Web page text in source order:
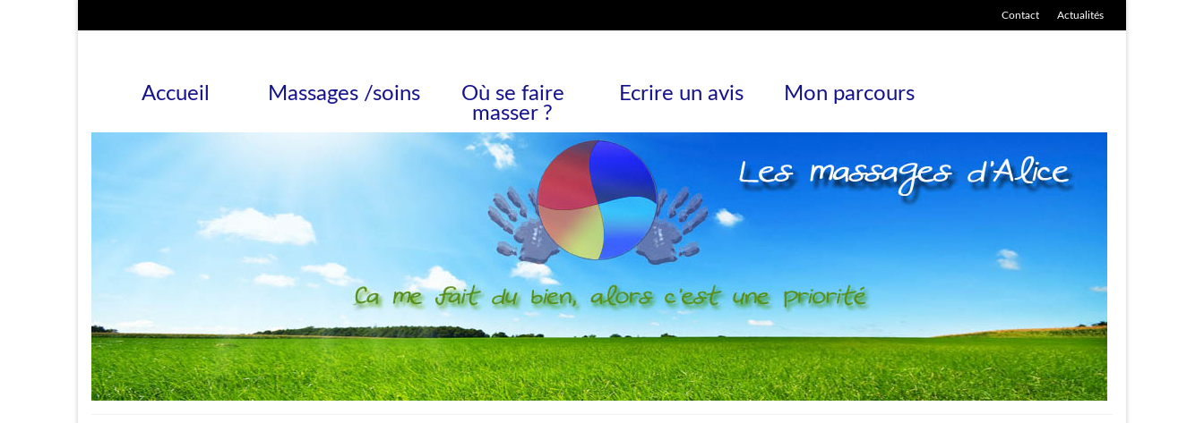
Contact Actualités
Accueil Massages /soins
Où se faire
masser ?
Ecrire un avis Mon parcours